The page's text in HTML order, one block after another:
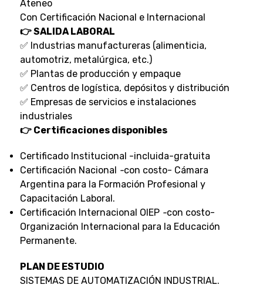
Ateneo
Con Certificación Nacional e Internacional
👉 SALIDA LABORAL
✅ Industrias manufactureras (alimenticia,
automotriz, metalúrgica, etc.)
✅ Plantas de producción y empaque
✅ Centros de logística, depósitos y distribución
✅ Empresas de servicios e instalaciones
industriales
👉 Certificaciones disponibles
Certificado Institucional -incluida-gratuita
Certificación Nacional -con costo- Cámara
Argentina para la Formación Profesional y
Capacitación Laboral.
Certificación Internacional OIEP -con costo-
Organización Internacional para la Educación
Permanente.
PLAN DE ESTUDIO
SISTEMAS DE AUTOMATIZACIÓN INDUSTRIAL.